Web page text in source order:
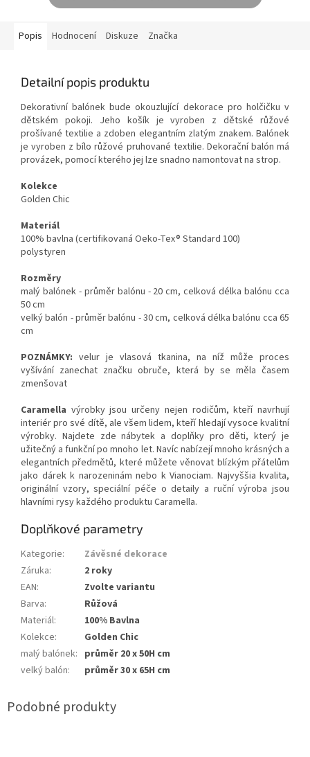
Popis Hodnocení Diskuze Značka
Detailní popis produktu
Dekorativní balónek bude okouzlující dekorace pro holčičku v
dětském pokoji. Jeho košík je vyroben z dětské růžové
prošívané textilie a zdoben elegantním zlatým znakem. Balónek
je vyroben z bílo růžové pruhované textilie. Dekorační balón má
provázek, pomocí kterého jej lze snadno namontovat na strop.
Kolekce
Golden Chic
Materiál
100% bavlna (certifikovaná Oeko-Tex® Standard 100)
polystyren
Rozměry
malý balónek - průměr balónu - 20 cm, celková délka balónu cca
50 cm
velký balón - průměr balónu - 30 cm, celková délka balónu cca 65
cm
POZNÁMKY: velur je vlasová tkanina, na níž může proces
vyšívání zanechat značku obruče, která by se měla časem
zmenšovat
Caramella výrobky jsou určeny nejen rodičům, kteří navrhují
interiér pro své dítě, ale všem lidem, kteří hledají vysoce kvalitní
výrobky. Najdete zde nábytek a doplňky pro děti, který je
užitečný a funkční po mnoho let. Navíc nabízejí mnoho krásných a
elegantních předmětů, které můžete věnovat blízkým přátelům
jako dárek k narozeninám nebo k Vianociam. Najvyššia kvalita,
originální vzory, speciální péče o detaily a ruční výroba jsou
hlavními rysy každého produktu Caramella.
Doplňkové parametry
Kategorie:
Závěsné dekorace
Záruka:
2 roky
EAN:
Zvolte variantu
Barva:
Růžová
Materiál:
100% Bavlna
Kolekce:
Golden Chic
malý balónek: průměr 20 x 50H cm
velký balón: průměr 30 x 65H cm